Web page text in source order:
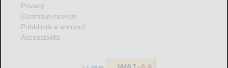
Privacy
Contributi ricevuti
Pubblicità e annunci
Accessibilità